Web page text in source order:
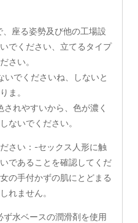
、座る姿勢及び他の工場設
でください、立てるタイプ
さい。
いでくださいね、しないと
ま。
されやすいから、色が濃く
ないでください。
さい：-セックス人形に触
であることを確認してくだ
の手付かずの肌にとどまる
れません。
水ベースの潤滑剤を使用